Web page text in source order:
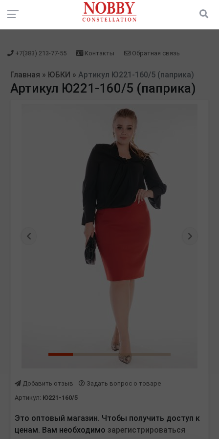
зарегистрироваться" />зарегистрироваться" />
+7(383) 213-77-55 Контакты Обратная связь
Главная » ЮБКИ » Артикул Ю221-160/5 (паприка)
Артикул Ю221-160/5 (паприка)
Предыдущая
Добавить отзыв
Задать вопрос о товаре
Артикул: Ю221-160/5
Это оптовый магазин. Чтобы получить доступ к
ценам. Вам необходимо зарегистрироваться